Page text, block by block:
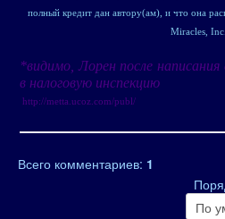
полный кредит дан автору(ам), и что она
Miracles, Inc..
*видимо, Лорен после
в налоговую инспекцию
http://metta.ucoz.com/publ/
Всего комментариев: 1